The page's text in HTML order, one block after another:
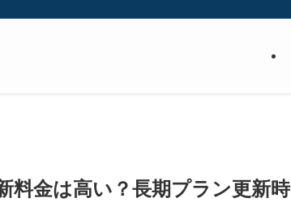
料金は高い？長期プラン更新時